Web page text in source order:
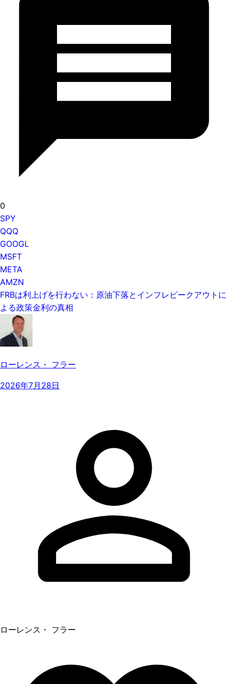
0
SPY
QQQ
GOOGL
MSFT
META
AMZN
FRBは利上げを行わない：原油下落とインフレピークアウトに
よる政策金利の真相
ローレンス・ フラー
2026年7月28日
ローレンス・ フラー